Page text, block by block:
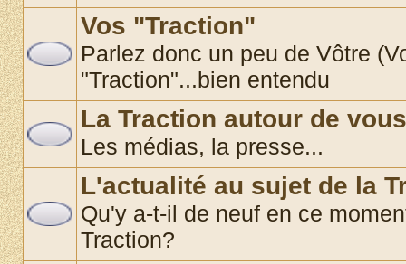
Vos "Traction"
Parlez donc un peu de Vôtre
"Traction"...bien entendu
La Traction autour de vous
Les médias, la presse...
L'actualité au sujet de la
Qu'y a-t-il de neuf en ce
Traction?